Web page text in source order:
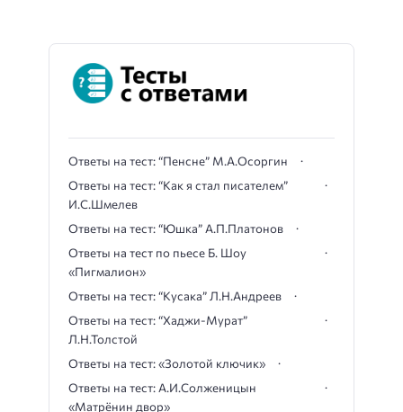
Ответы на тест: “Пенсне” М.А.Осоргин
Ответы на тест: “Как я стал писателем”
И.С.Шмелев
Ответы на тест: “Юшка” А.П.Платонов
Ответы на тест по пьесе Б. Шоу
«Пигмалион»
Ответы на тест: “Кусака” Л.Н.Андреев
Ответы на тест: “Хаджи-Мурат”
Л.Н.Толстой
Ответы на тест: «Золотой ключик»
Ответы на тест: А.И.Солженицын
«Матрёнин двор»